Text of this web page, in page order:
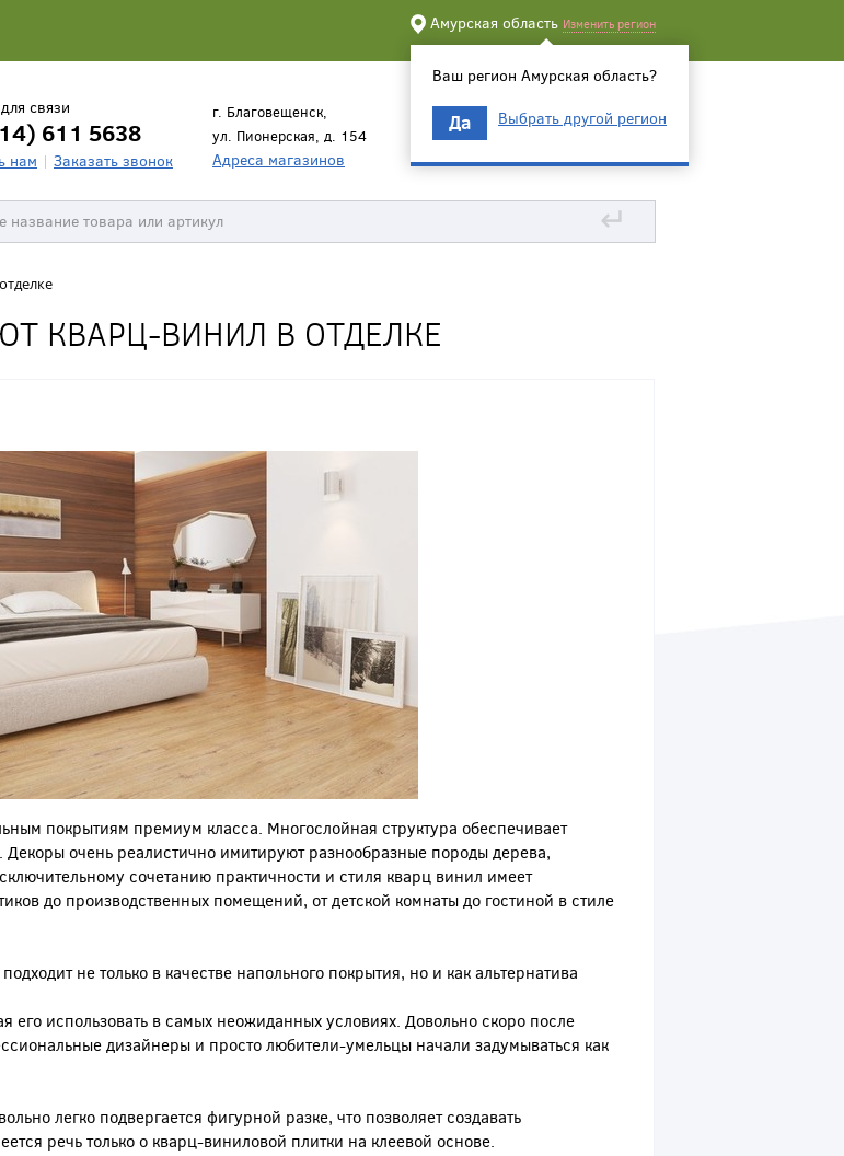
Амурская область Изменить регион
Ваш регион Амурская область?
Да Выбрать другой регион
связи
611 5638
нам Заказать звонок
г. Благовещенск,
ул. Пионерская, д. 154
Адреса магазинов
↵
КВАРЦ-ВИНИЛ В ОТДЕЛКЕ
покрытиям премиум класса. Многослойная структура обеспечивает
Декоры очень реалистично имитируют разнообразные породы дерева,
сочетанию практичности и стиля кварц винил имеет
до производственных помещений, от детской комнаты до гостиной в стиле
не только в качестве напольного покрытия, но и как альтернатива
его использовать в самых неожиданных условиях. Довольно скоро после
дизайнеры и просто любители-умельцы начали задумываться как
легко подвергается фигурной разке, что позволяет создавать
речь только о кварц-виниловой плитки на клеевой основе.